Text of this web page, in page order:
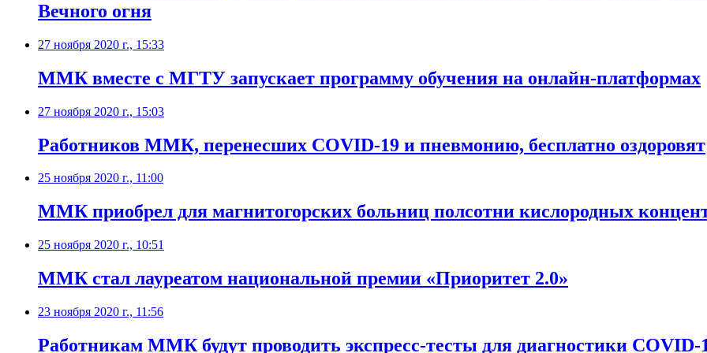
Вечного огня
27 ноября 2020 г., 15:33
​ММК вместе с МГТУ запускает программу обучения на онлайн-платформах
27 ноября 2020 г., 15:03
​Работников ММК, перенесших COVID-19 и пневмонию, бесплатно оздоровят
25 ноября 2020 г., 11:00
​ММК приобрел для магнитогорских больниц полсотни кислородных
25 ноября 2020 г., 10:51
ММК стал лауреатом национальной премии «Приоритет 2.0»
23 ноября 2020 г., 11:56
Работникам ММК будут проводить экспресс-тесты для диагностики COVID-